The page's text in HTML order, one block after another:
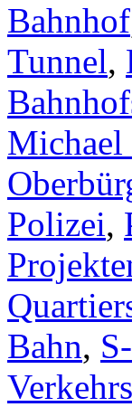
Bahnhof
Tunnel,
Michael
Polizei,
Bahn,